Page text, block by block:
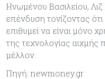
Ηνωμένου Βασιλείου, Λιζ
επένδυση τονίζοντας
επιθυμεί να είναι μόνο
της τεχνολογίας
μέλλον.
Πηγή: newmoney.gr